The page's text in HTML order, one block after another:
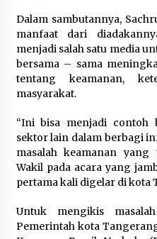
Marak
Soroti
5
Di
5
Dalam sambutannya,
manfaat dari
menjadi salah satu media
bersama – sama
tentang keamanan,
masyarakat.
“Ini bisa menjadi contoh
sektor lain dalam berbagi
masalah keamanan
Wakil pada acara yang
pertama kali digelar di kota
Untuk mengikis
Pemerintah kota